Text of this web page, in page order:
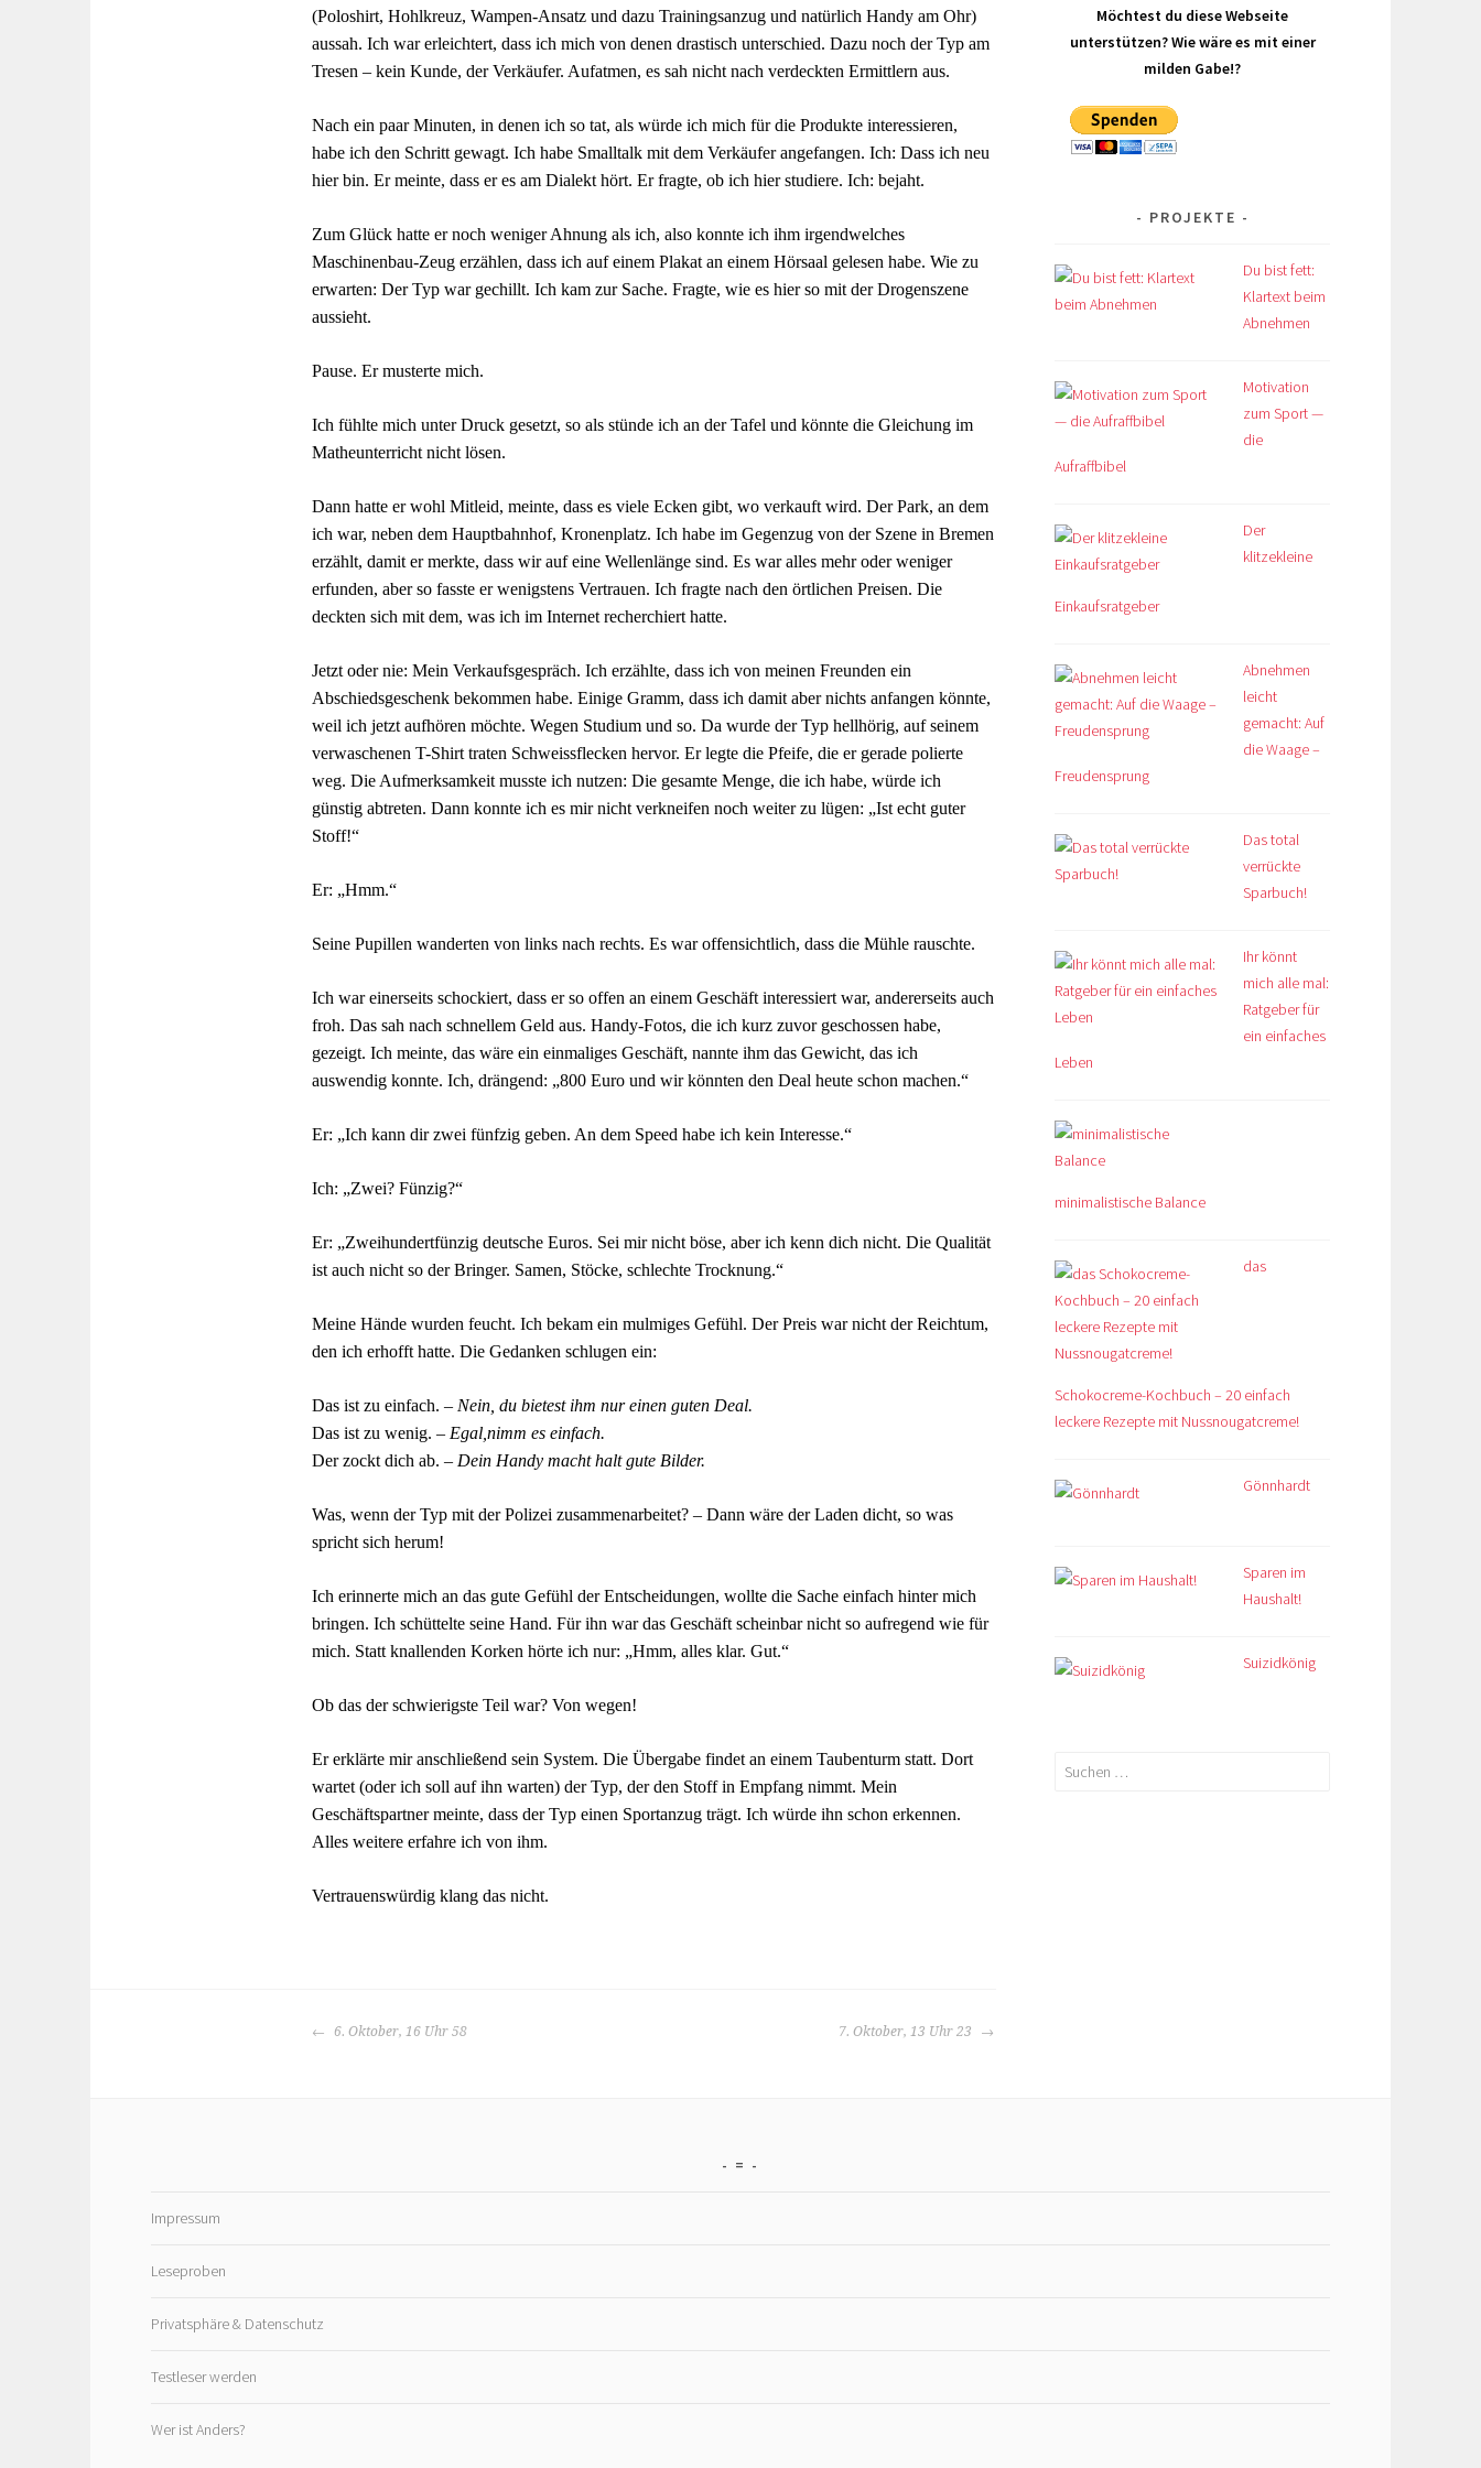
(Poloshirt, Hohlkreuz, Wampen-Ansatz und dazu Trainingsanzug und natürlich Handy am Ohr)
aussah. Ich war erleichtert, dass ich mich von denen drastisch unterschied. Dazu noch der Typ am
Tresen – kein Kunde, der Verkäufer. Aufatmen, es sah nicht nach verdeckten Ermittlern aus.
Nach ein paar Minuten, in denen ich so tat, als würde ich mich für die Produkte interessieren,
habe ich den Schritt gewagt. Ich habe Smalltalk mit dem Verkäufer angefangen. Ich: Dass ich neu
hier bin. Er meinte, dass er es am Dialekt hört. Er fragte, ob ich hier studiere. Ich: bejaht.
Zum Glück hatte er noch weniger Ahnung als ich, also konnte ich ihm irgendwelches
Maschinenbau-Zeug erzählen, dass ich auf einem Plakat an einem Hörsaal gelesen habe. Wie zu
erwarten: Der Typ war gechillt. Ich kam zur Sache. Fragte, wie es hier so mit der Drogenszene
aussieht.
Pause. Er musterte mich.
Ich fühlte mich unter Druck gesetzt, so als stünde ich an der Tafel und könnte die Gleichung im
Matheunterricht nicht lösen.
Dann hatte er wohl Mitleid, meinte, dass es viele Ecken gibt, wo verkauft wird. Der Park, an dem
ich war, neben dem Hauptbahnhof, Kronenplatz. Ich habe im Gegenzug von der Szene in Bremen
erzählt, damit er merkte, dass wir auf eine Wellenlänge sind. Es war alles mehr oder weniger
erfunden, aber so fasste er wenigstens Vertrauen. Ich fragte nach den örtlichen Preisen. Die
deckten sich mit dem, was ich im Internet recherchiert hatte.
Jetzt oder nie: Mein Verkaufsgespräch. Ich erzählte, dass ich von meinen Freunden ein
Abschiedsgeschenk bekommen habe. Einige Gramm, dass ich damit aber nichts anfangen könnte,
weil ich jetzt aufhören möchte. Wegen Studium und so. Da wurde der Typ hellhörig, auf seinem
verwaschenen T-Shirt traten Schweissflecken hervor. Er legte die Pfeife, die er gerade polierte
weg. Die Aufmerksamkeit musste ich nutzen: Die gesamte Menge, die ich habe, würde ich
günstig abtreten. Dann konnte ich es mir nicht verkneifen noch weiter zu lügen: „Ist echt guter
Stoff!“
Er: „Hmm.“
Seine Pupillen wanderten von links nach rechts. Es war offensichtlich, dass die Mühle rauschte.
Ich war einerseits schockiert, dass er so offen an einem Geschäft interessiert war, andererseits auch
froh. Das sah nach schnellem Geld aus. Handy-Fotos, die ich kurz zuvor geschossen habe,
gezeigt. Ich meinte, das wäre ein einmaliges Geschäft, nannte ihm das Gewicht, das ich
auswendig konnte. Ich, drängend: „800 Euro und wir könnten den Deal heute schon machen.“
Er: „Ich kann dir zwei fünfzig geben. An dem Speed habe ich kein Interesse.“
Ich: „Zwei? Fünzig?“
Er: „Zweihundertfünzig deutsche Euros. Sei mir nicht böse, aber ich kenn dich nicht. Die Qualität
ist auch nicht so der Bringer. Samen, Stöcke, schlechte Trocknung.“
Meine Hände wurden feucht. Ich bekam ein mulmiges Gefühl. Der Preis war nicht der Reichtum,
den ich erhofft hatte. Die Gedanken schlugen ein:
Das ist zu einfach. – Nein, du bietest ihm nur einen guten Deal.
Das ist zu wenig. – Egal,nimm es einfach.
Der zockt dich ab. – Dein Handy macht halt gute Bilder.
Was, wenn der Typ mit der Polizei zusammenarbeitet? – Dann wäre der Laden dicht, so was
spricht sich herum!
Ich erinnerte mich an das gute Gefühl der Entscheidungen, wollte die Sache einfach hinter mich
bringen. Ich schüttelte seine Hand. Für ihn war das Geschäft scheinbar nicht so aufregend wie für
mich. Statt knallenden Korken hörte ich nur: „Hmm, alles klar. Gut.“
Ob das der schwierigste Teil war? Von wegen!
Er erklärte mir anschließend sein System. Die Übergabe findet an einem Taubenturm statt. Dort
wartet (oder ich soll auf ihn warten) der Typ, der den Stoff in Empfang nimmt. Mein
Geschäftspartner meinte, dass der Typ einen Sportanzug trägt. Ich würde ihn schon erkennen.
Alles weitere erfahre ich von ihm.
Vertrauenswürdig klang das nicht.
BEITRAGS-
6. Oktober, 16 Uhr 58 7. Oktober, 13 Uhr 23
Möchtest du diese Webseite
unterstützen? Wie wäre es mit einer
milden Gabe!?
PROJEKTE
Du bist fett:
Klartext beim
Abnehmen
Motivation
zum Sport —
die
Aufraffbibel
Der
klitzekleine
Einkaufsratgeber
Abnehmen
leicht
gemacht: Auf
die Waage –
Freudensprung
Das total
verrückte
Sparbuch!
Ihr könnt
mich alle mal:
Ratgeber für
ein einfaches
Leben
minimalistische Balance
das
Schokocreme-Kochbuch – 20 einfach
leckere Rezepte mit Nussnougatcreme!
Gönnhardt
Sparen im
Haushalt!
Suizidkönig
Suchen
=
Impressum
Leseproben
Privatsphäre & Datenschutz
Testleser werden
Wer ist Anders?